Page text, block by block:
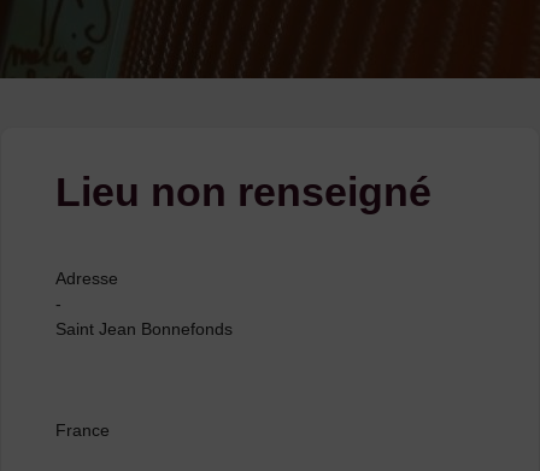
Lieu non renseigné
Adresse
-
Saint Jean Bonnefonds
France